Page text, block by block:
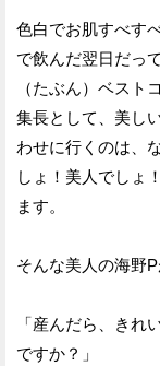
色白でお肌すべす
で飲んだ翌日だっ
（たぶん）ベスト
集長として、美し
わせに行くのは、
しょ！美人でしょ
ます。
そんな美人の海野
「産んだら、きれ
ですか？」